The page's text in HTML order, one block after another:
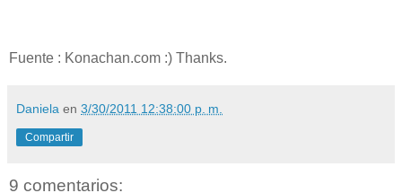
Fuente : Konachan.com :) Thanks.
Daniela en 3/30/2011 12:38:00 p. m.
Compartir
9 comentarios: